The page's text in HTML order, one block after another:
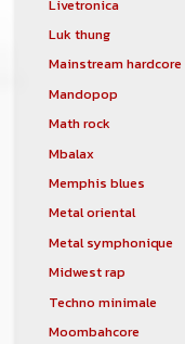
Livetronica
Luk thung
Mainstream hardcore
Mandopop
Math rock
Mbalax
Memphis blues
Metal oriental
Metal symphonique
Midwest rap
Techno minimale
Moombahcore